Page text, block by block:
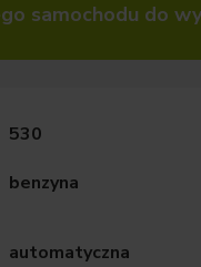
samochodu do
530
benzyna
automatyczna